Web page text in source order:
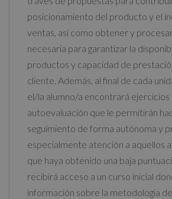
posicionamiento del producto y el
ventas, así como obtener y
necesaria para garantizar la
productos y capacidad de
cliente. Además, al final de cada
el/la alumno/a encontrará ejercicios
autoevaluación que le permitirán
seguimiento de forma autónoma y
especialmente atención a aquellos
que haya obtenido una baja
recibirá acceso a un curso inicial
información sobre la metodología